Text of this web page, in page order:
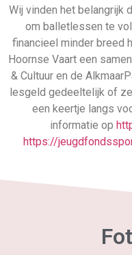
Wij vinden het belangrijk
om balletlessen te
financieel minder breed
Hoornse Vaart een
& Cultuur en de
lesgeld gedeeltelijk of
een keertje langs
informatie op
https://